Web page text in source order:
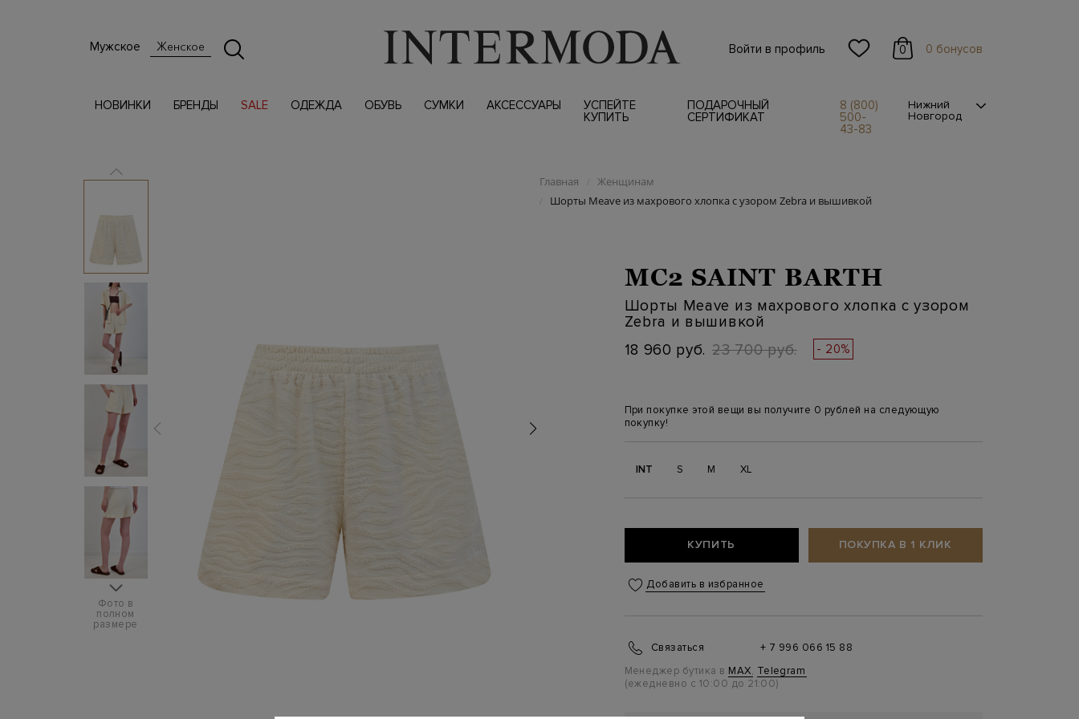
Мужское Женское Войти в профиль 0 0 бонусов
НОВИНКИ БРЕНДЫ SALE ОДЕЖДА ОБУВЬ СУМКИ АКСЕССУАРЫ
УСПЕЙТЕ
КУПИТЬ
ПОДАРОЧНЫЙ
СЕРТИФИКАТ
8 (800)
500-
43-83
Нижний
Новгород
Фото в
полном
размере
Главная / Женщинам
/ Шорты Meave из махрового хлопка с узором Zebra и вышивкой
MC2 SAINT BARTH
Шорты Meave из махрового хлопка с узором
Zebra и вышивкой
18 960 руб. 23 700 руб. - 20%
При покупке этой вещи вы получите 0 рублей на следующую
покупку!
INT S M XL
КУПИТЬ ПОКУПКА В 1 КЛИК
Добавить в избранное
Связаться
+ 7 996 066 15 88
Менеджер бутика в MAX, Telegram
(ежедневно с 10:00 до 21:00)